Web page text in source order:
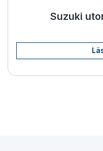
Suzuki